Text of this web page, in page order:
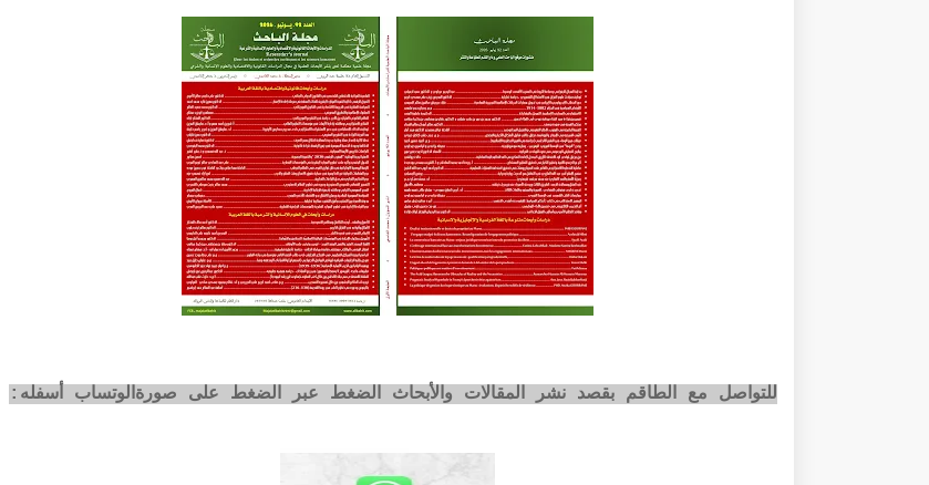
للتواصل مع الطاقم بقصد نشر المقالات والأبحاث الضغط عبر الضغط على صورةالوتساب أسفله: